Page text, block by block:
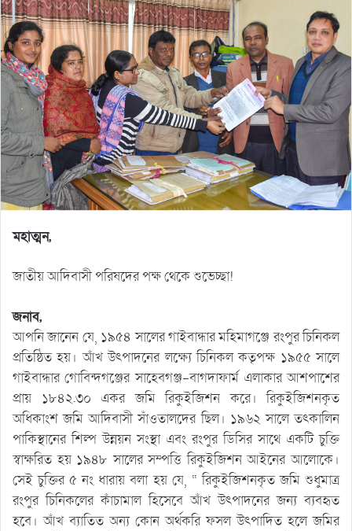
মহাত্মন,
জাতীয় আদিবাসী পরিষদের পক্ষ থেকে শুভেচ্ছা!
জনাব,
আপনি জানেন যে, ১৯৫৪ সালের গাইবান্ধার মহিমাগঞ্জে রংপুর চিনিকল
প্রতিষ্ঠিত হয়। আঁখ উৎপাদনের লক্ষ্যে চিনিকল কতৃপক্ষ ১৯৫৫ সালে
গাইবান্ধার গোবিন্দগঞ্জের সাহেবগঞ্জ-বাগদাফার্ম এলাকার আশপাশের
প্রায় ১৮৪২.৩০ একর জমি রিকুইজিশন করে। রিকুইজিশনকৃত
অধিকাংশ জমি আদিবাসী সাঁওতালদের ছিল। ১৯৬২ সালে তৎকালিন
পাকিস্থানের শিল্প উন্নয়ন সংস্থা এবং রংপুর ডিসির সাথে একটি চুক্তি
স্বাক্ষরিত হয় ১৯৪৮ সালের সম্পত্তি রিকুইজিশন আইনের আলোকে।
সেই চুক্তির ৫ নং ধারায় বলা হয় যে, “ রিকুইজিশনকৃত জমি শুধুমাত্র
রংপুর চিনিকলের কাঁচামাল হিসেবে আঁখ উৎপাদনের জন্য ব্যবহৃত
হবে। আঁখ ব্যাতিত অন্য কোন অর্থকরি ফসল উৎপাদিত হলে জমির